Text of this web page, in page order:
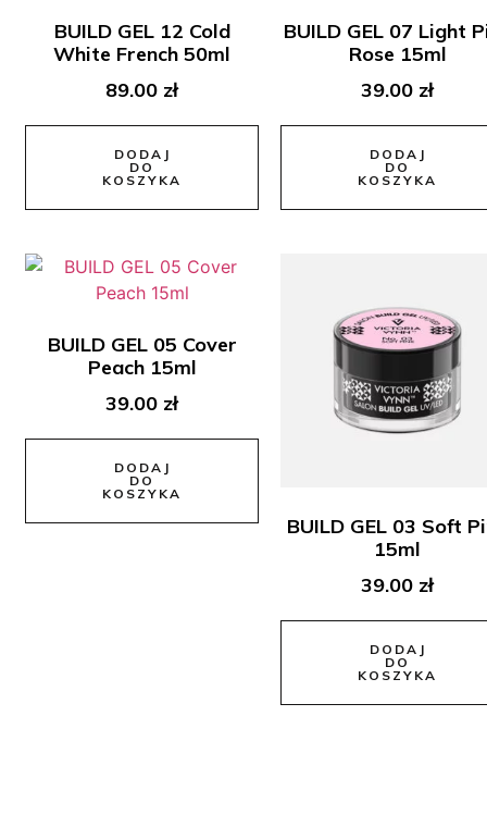
BUILD GEL 12 Cold
White French 50ml
89.00 zł
DODAJ
DO
KOSZYKA
BUILD GEL 07 Light
Rose 15ml
39.00 zł
DODAJ
DO
KOSZYKA
BUILD GEL 05 Cover
Peach 15ml
39.00 zł
DODAJ
DO
KOSZYKA
BUILD GEL 03 Soft
15ml
39.00 zł
DODAJ
DO
KOSZYKA